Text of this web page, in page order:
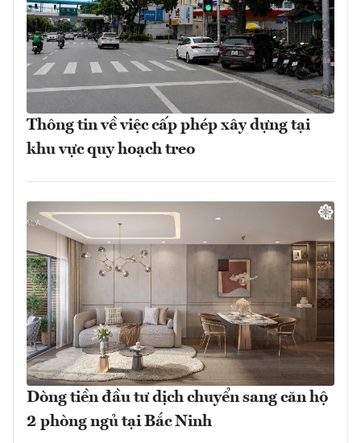
Thông tin về việc cấp phép xây dựng tại
khu vực quy hoạch treo
Dòng tiền đầu tư dịch chuyển sang căn hộ
2 phòng ngủ tại Bắc Ninh